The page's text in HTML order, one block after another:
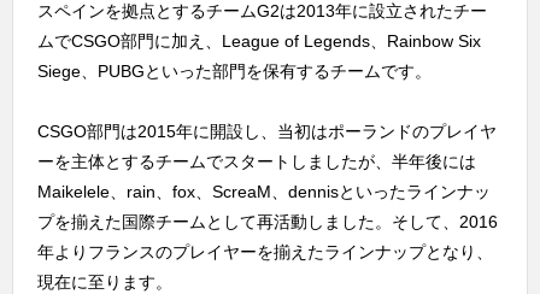
スペインを拠点とするチームG2は2013年に設立されたチー
ムでCSGO部門に加え、League of Legends、Rainbow Six
Siege、PUBGといった部門を保有するチームです。
CSGO部門は2015年に開設し、当初はポーランドのプレイヤ
ーを主体とするチームでスタートしましたが、半年後には
Maikelele、rain、fox、ScreaM、dennisといったラインナッ
プを揃えた国際チームとして再活動しました。そして、2016
年よりフランスのプレイヤーを揃えたラインナップとなり、
現在に至ります。